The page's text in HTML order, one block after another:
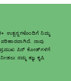
ಉತ್ಪನ್ನಗಳೊಂದಿಗೆ ನಿಮ್ಮ
ಪರಿಹಾರವಾಗಿದೆ. ನಾವು
ಪ್ರಮುಖ ಪಿನ್ ಕೋಡ್‌ಗಳಿಗೆ
ನಮ್ಮ ತಜ್ಞ ಕೃಷಿ